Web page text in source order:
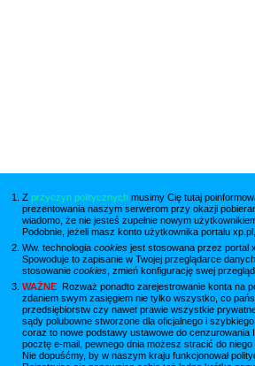
Z przyczyn politycznych musimy Cię tutaj
prezentowania naszym serwerom przy okazji
wiadomo, że nie jesteś zupełnie nowym
Podobnie, jeżeli masz konto użytkownika portalu
Ww. technologia cookies jest stosowana przez portal
Spowoduje to zapisanie w Twojej przeglądarce danych
stosowanie cookies , zmień konfigurację swej
WAŻNE Rozważ ponadto zarejestrowanie konta na
zdaniem swym zasięgiem nie tylko wszystko, co
przedsiębiorstw czy nawet prawie wszystkie
sądy polubowne stworzone dla oficjalnego i
coraz to nowe podstawy ustawowe do
pocztę e-mail, pewnego dnia możesz stracić do
Nie dopuśćmy, by w naszym kraju funkcjonował